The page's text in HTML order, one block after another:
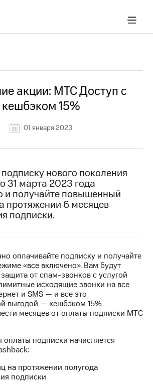
акции: МТС Доступ с
кешбэком 15%
01 января 2023
нового поколения
31 марта 2023 года
и получайте повышенный
протяжении 6 месяцев
подписки.
оплачивайте подписку и получайте
«все включено». Вам будут
от спам-звонков с услугой
исходящие звонки на все
и SMS — и все это
выгодой — кешбэком 15%
месяцев от оплаты подписки МТС
подписки начисляется
на протяжении полугода
подписки